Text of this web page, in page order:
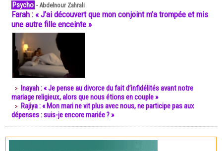
Psycho -Abdelnour Zahrali
Farah : « J’ai découvert que mon conjoint m’a trompée et mis
une autre fille enceinte »
Inayah : « Je pense au divorce du fait d’infidélités avant notre
mariage religieux, alors que nous étions en couple »
Rajiya : « Mon mari ne vit plus avec nous, ne participe pas aux
dépenses : suis-je encore mariée ? »